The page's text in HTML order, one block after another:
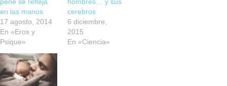
en las manos
17 agosto, 2014
En «Eros y
Psique»
cerebros
6 diciembre,
2015
En «Ciencia»